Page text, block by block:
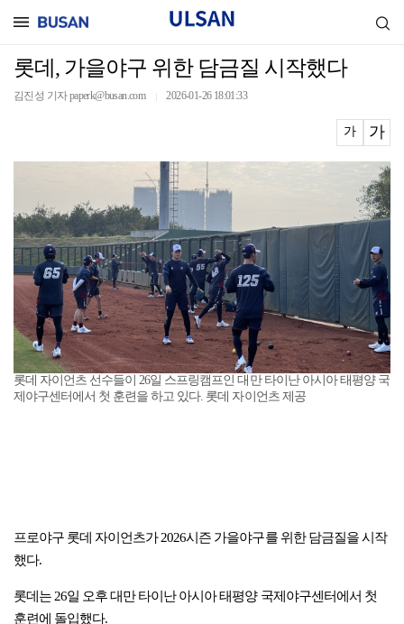
롯데, 가을야구 위한 담금질 시작했다
김진성 기자 paperk@busan.com 2026-01-26 18:01:33
가 가
롯데 자이언츠 선수들이 26일 스프링캠프인 대만 타이난 아시아 태평양 국
제야구센터에서 첫 훈련을 하고 있다. 롯데 자이언츠 제공
프로야구 롯데 자이언츠가 2026시즌 가을야구를 위한 담금질을 시작
했다.
롯데는 26일 오후 대만 타이난 아시아 태평양 국제야구센터에서 첫
훈련에 돌입했다.